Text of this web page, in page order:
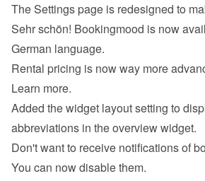
The Settings page is redesigned to
Sehr schön! Bookingmood is now
German language.
Learn more.
Added the widget layout setting to
abbreviations in the overview widget.
Don't want to receive notifications of
You can now disable them.